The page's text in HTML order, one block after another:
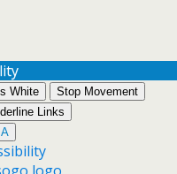
White
Stop Movement
Links
A